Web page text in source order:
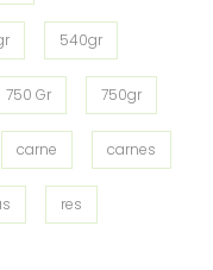
540gr
750 Gr 750gr
carne carnes
res